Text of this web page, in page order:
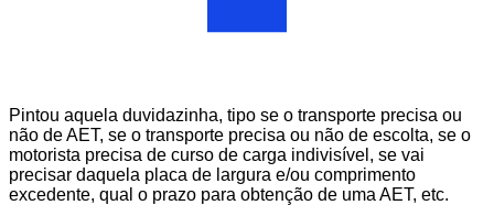
Pintou aquela duvidazinha, tipo se o transporte precisa ou
não de AET, se o transporte precisa ou não de escolta, se o
motorista precisa de curso de carga indivisível, se vai
precisar daquela placa de largura e/ou comprimento
excedente, qual o prazo para obtenção de uma AET, etc.